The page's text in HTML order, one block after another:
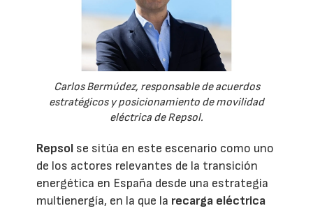
Carlos Bermúdez, responsable de acuerdos
estratégicos y posicionamiento de movilidad
eléctrica de Repsol.
Repsol se sitúa en este escenario como uno
de los actores relevantes de la transición
energética en España desde una estrategia
multienergía, en la que la recarga eléctrica